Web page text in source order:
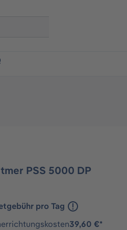
PSS 5000 DP
pro Tag
39,60 €*